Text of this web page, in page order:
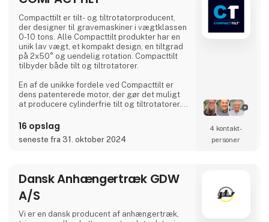
Compacttilt er tilt- og tiltrotatorproducent,
der designer til gravemaskiner i vægtklassen
0-10 tons. Alle Compacttilt produkter har en
unik lav vægt, et kompakt design, en tiltgrad
på 2x50° og uendelig rotation. Compacttilt
tilbyder både tilt og tiltrotatorer.
En af de unikke fordele ved Compacttilt er
dens patenterede motor, der gør det muligt
at producere cylinderfrie tilt og tiltrotatorer.
smalle grøfter.
Compacttilt er smal i størrelse og lav vægt,
præcision ved u
16 opslag
seneste fra 31. oktober 2024
4 kontakt­
personer
Dansk Anhængertræk GDW
A/S
Vi er en dansk producent af anhængertræk,